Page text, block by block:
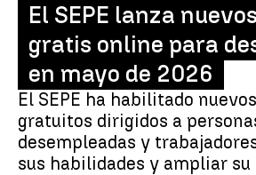
El SEPE lanza
gratis online para
en mayo de 2026
El SEPE ha habilitado
gratuitos dirigidos a
desempleadas y
sus habilidades y ampliar